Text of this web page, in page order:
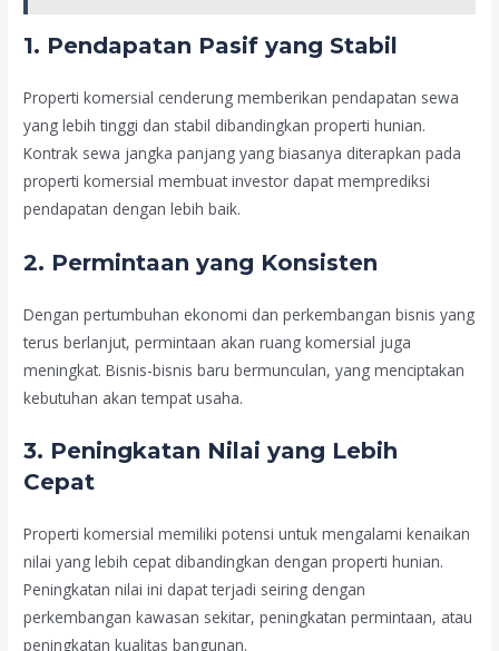
1. Pendapatan Pasif yang Stabil
Properti komersial cenderung memberikan pendapatan sewa
yang lebih tinggi dan stabil dibandingkan properti hunian.
Kontrak sewa jangka panjang yang biasanya diterapkan pada
properti komersial membuat investor dapat memprediksi
pendapatan dengan lebih baik.
2. Permintaan yang Konsisten
Dengan pertumbuhan ekonomi dan perkembangan bisnis yang
terus berlanjut, permintaan akan ruang komersial juga
meningkat. Bisnis-bisnis baru bermunculan, yang menciptakan
kebutuhan akan tempat usaha.
3. Peningkatan Nilai yang Lebih
Cepat
Properti komersial memiliki potensi untuk mengalami kenaikan
nilai yang lebih cepat dibandingkan dengan properti hunian.
Peningkatan nilai ini dapat terjadi seiring dengan
perkembangan kawasan sekitar, peningkatan permintaan, atau
peningkatan kualitas bangunan.